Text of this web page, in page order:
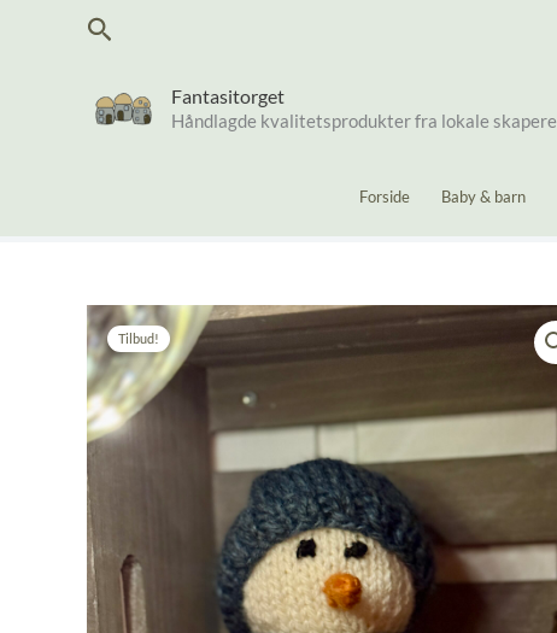
Søk
Fantasitorget
Håndlagde kvalitetsprodukter fra lokale skapere
Forside Baby & barn
Tilbud!